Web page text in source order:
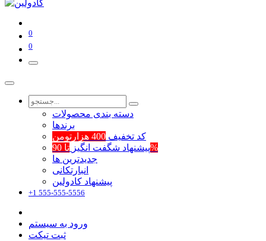
0
0
دسته بندی محصولات
برند‌ها
کد تخفیف 400 هزارتومن
پیشنهاد شگفت انگیزتا 90%
جدیدترین ها
انبارتکانی
پیشنهاد کادولین
+1 555-555-5556
ورود به سیستم
ثبت تیکت